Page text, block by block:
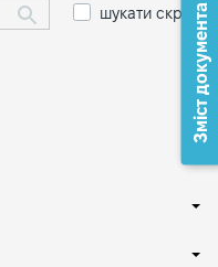
шукати скрізьЗміст документа